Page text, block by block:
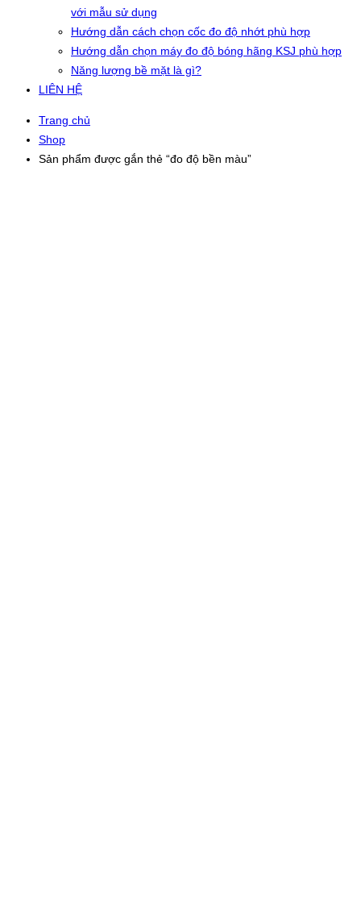
với mẫu sử dụng
Hướng dẫn cách chọn cốc đo độ nhớt phù hợp
Hướng dẫn chọn máy đo độ bóng hãng KSJ phù hợp
Năng lượng bề mặt là gì?
LIÊN HỆ
Trang chủ
Shop
Sản phẩm được gắn thẻ “đo độ bền màu”